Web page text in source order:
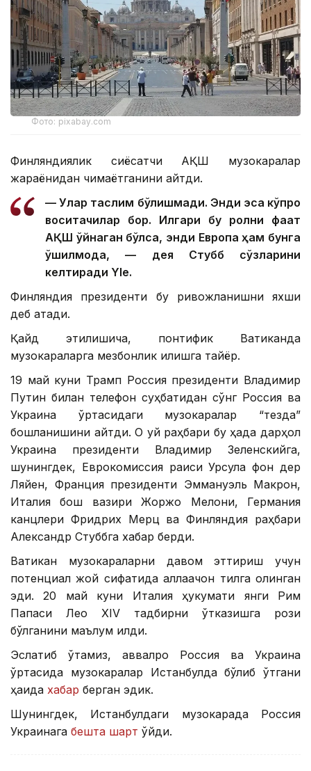
Фото: pixabay.com
Финляндиялик сиёсатчи АҚШ музокаралар
жараёнидан чиқмаётганини айтди.
— Улар таслим бўлишмади. Энди эса кўпроқ
воситачилар бор. Илгари бу ролни фақат
АҚШ ўйнаган бўлса, энди Европа ҳам бунга
қўшилмоқда, — дея Стубб сўзларини
келтиради Yle.
Финляндия президенти бу ривожланишни яхши
деб атади.
Қайд этилишича, понтифик Ватиканда
музокараларга мезбонлик қилишга тайёр.
19 май куни Трамп Россия президенти Владимир
Путин билан телефон суҳбатидан сўнг Россия ва
Украина ўртасидаги музокаралар “тезда”
бошланишини айтди. Оқ уй раҳбари бу ҳақда дарҳол
Украина президенти Владимир Зеленскийга,
шунингдек, Еврокомиссия раиси Урсула фон дер
Ляйен, Франция президенти Эммануэль Макрон,
Италия бош вазири Жоржо Мелони, Германия
канцлери Фридрих Мерц ва Финляндия раҳбари
Александр Стуббга хабар берди.
Ватикан музокараларни давом эттириш учун
потенциал жой сифатида аллақачон тилга олинган
эди. 20 май куни Италия ҳукумати янги Рим
Папаси Лео ХIV тадбирни ўтказишга рози
бўлганини маълум қилди.
Эслатиб ўтамиз, аввалроқ Россия ва Украина
ўртасида музокаралар Истанбулда бўлиб ўтгани
ҳақида хабар берган эдик.
Шунингдек, Истанбулдаги музокарада Россия
Украинага бешта шарт қўйди.